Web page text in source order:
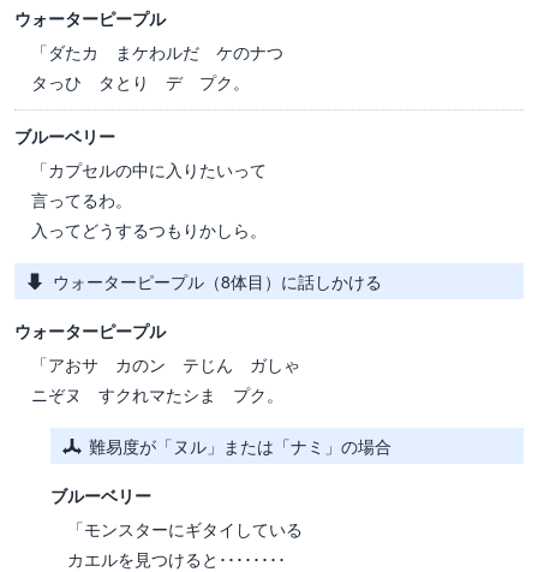
ウォーターピープル
「ダたカ まケわルだ ケのナつ
タっひ タとり デ プク。
ブルーベリー
「カプセルの中に入りたいって
言ってるわ。
入ってどうするつもりかしら。
ウォーターピープル（8体目）に話しかける
ウォーターピープル
「アおサ カのン テじん ガしゃ
ニぞヌ すクれマたシま プク。
難易度が「ヌル」または「ナミ」の場合
ブルーベリー
「モンスターにギタイしている
カエルを見つけると････････